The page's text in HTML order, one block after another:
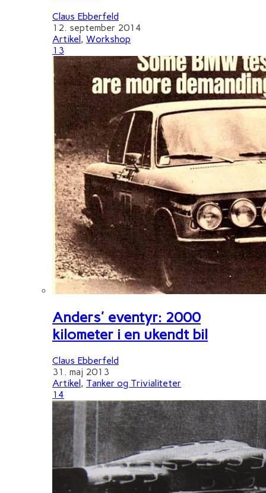
Claus Ebberfeld
12. september 2014
Artikel , Workshop
13
Anders' eventyr: 2000
kilometer i en ukendt bil
Claus Ebberfeld
31. maj 2013
Artikel , Tanker og Trivialiteter
14